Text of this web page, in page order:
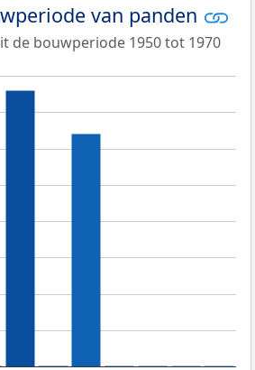
van panden
de bouwperiode 1950 tot 1970